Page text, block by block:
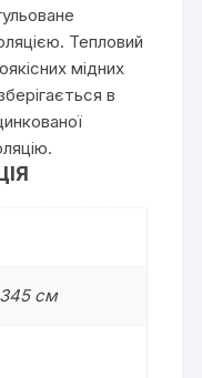
Тепловий
мідних
в
см